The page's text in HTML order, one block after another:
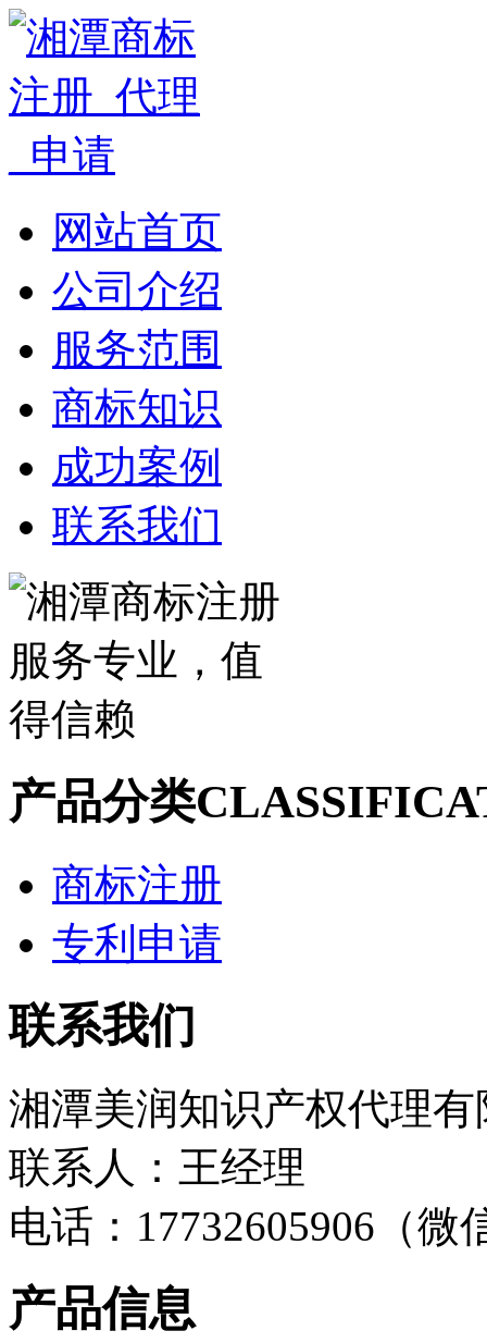
网站首页
公司介绍
服务范围
商标知识
成功案例
联系我们
产品分类
商标注册
专利申请
联系我们
湘潭美润知识产权代理有
联系人：王经理
电话：17732605906（微
产品信息